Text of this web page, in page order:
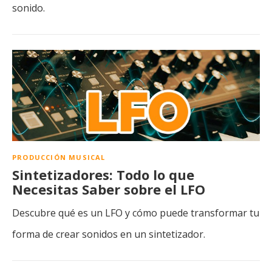
sonido.
PRODUCCIÓN MUSICAL
Sintetizadores: Todo lo que
Necesitas Saber sobre el LFO
Descubre qué es un LFO y cómo puede transformar tu
forma de crear sonidos en un sintetizador.